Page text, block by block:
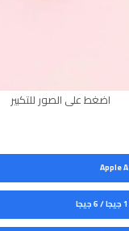
اضغط على الصور للتكبير